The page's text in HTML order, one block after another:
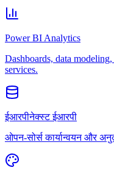
Power BI Analytics
Dashboards, data
services.
ईआरपीनेक्स्ट ईआरपी
ओपन-सोर्स कार्यान्वयन और